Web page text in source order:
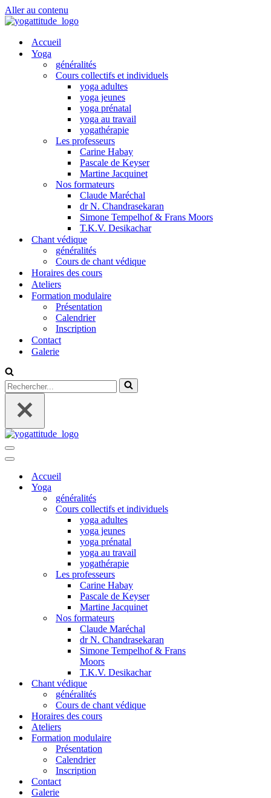
Aller au contenu
Accueil
Yoga
généralités
Cours collectifs et individuels
yoga adultes
yoga jeunes
yoga prénatal
yoga au travail
yogathérapie
Les professeurs
Carine Habay
Pascale de Keyser
Martine Jacquinet
Nos formateurs
Claude Maréchal
dr N. Chandrasekaran
Simone Tempelhof & Frans Moors
T.K.V. Desikachar
Chant védique
généralités
Cours de chant védique
Horaires des cours
Ateliers
Formation modulaire
Présentation
Calendrier
Inscription
Contact
Galerie
Rechercher...
Menu
de
Menu
navigationAccueil
Yoga
généralités
Cours collectifs et individuels
yoga adultes
yoga jeunes
yoga prénatal
yoga au travail
yogathérapie
Les professeurs
Carine Habay
Pascale de Keyser
Martine Jacquinet
Nos formateurs
Claude Maréchal
dr N. Chandrasekaran
Simone Tempelhof & Frans
Moors
T.K.V. Desikachar
Chant védique
généralités
Cours de chant védique
Horaires des cours
Ateliers
Formation modulaire
Présentation
Calendrier
Inscription
Contact
Galerie